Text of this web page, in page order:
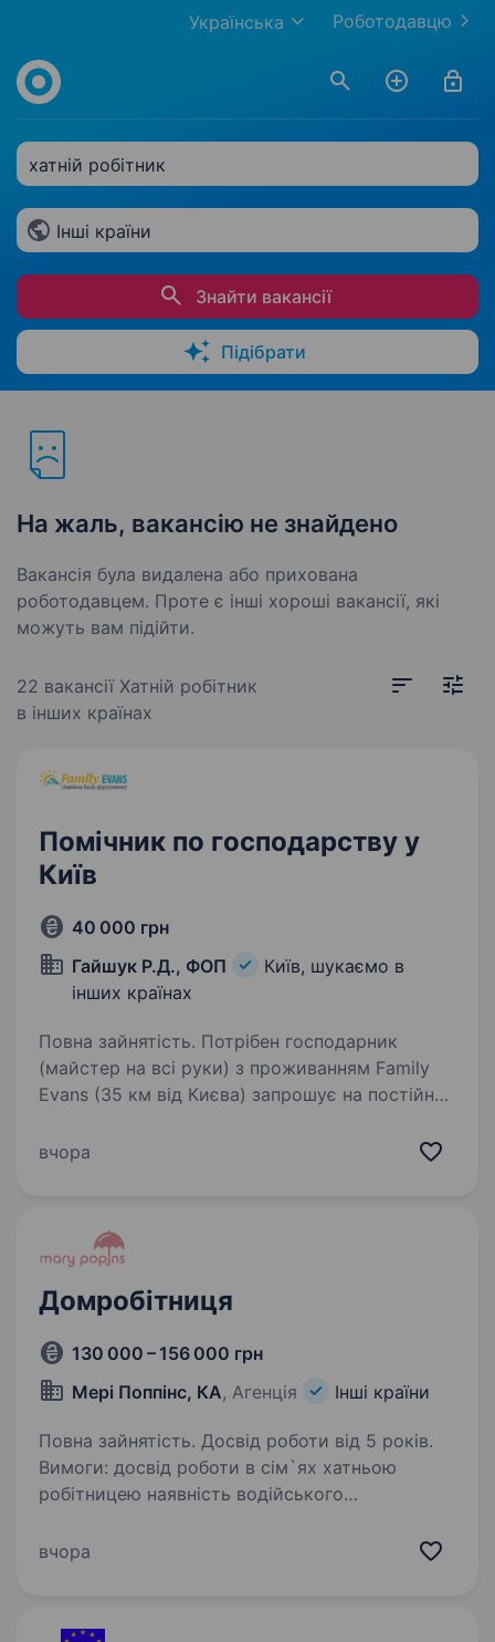
Роботодавцю
Українська
хатній робітник
Інші країни
Знайти вакансії
Підібрати
На жаль, вакансію не знайдено
Вакансія була видалена або прихована
роботодавцем. Проте є інші хороші вакансії, які
можуть вам підійти.
22 вакансії Хатній робітник
в інших країнах
Помічник по господарству у
Київ
40 000 грн
Гайшук Р.Д., ФОП
Київ, шукаємо в
інших країнах
Повна зайнятість. Потрібен господарник
(майстер на всі руки) з проживанням Family
Evans (35 км від Києва) запрошує на постійну
догляду за територією комплексу. Заробітна
вчора
Домробітниця
130 000 – 156 000 грн
Мері Поппінс, КА, Агенція Інші країни
Повна зайнятість. Досвід роботи від 5 років.
Вимоги: досвід роботи в сім`ях хатньою
робітницею наявність водійського
та медогляду спритна, активна, охайна Умови
вчора